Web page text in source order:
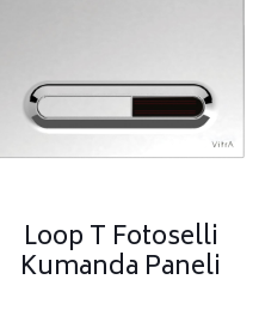
Loop T Fotoselli
Kumanda Paneli